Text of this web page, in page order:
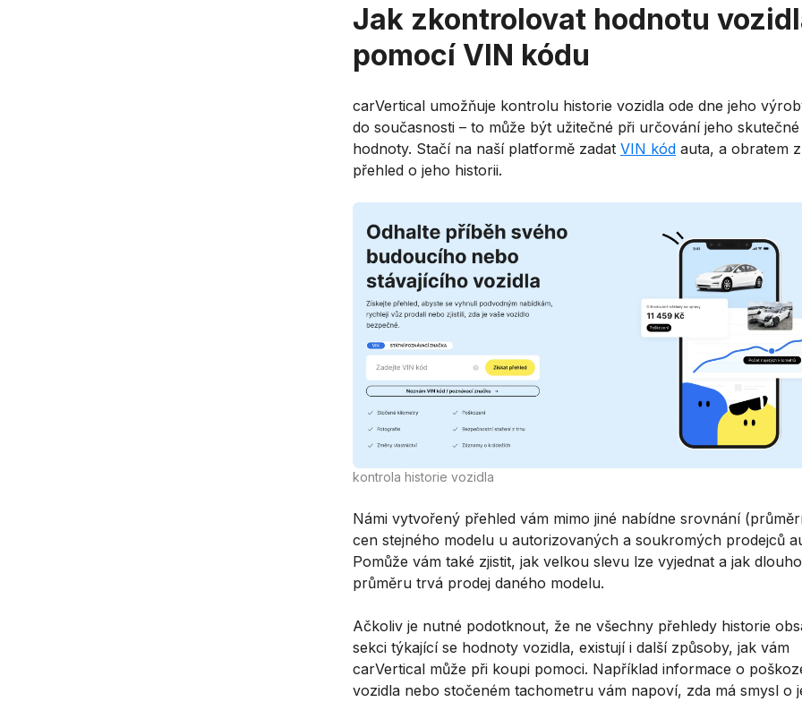
Jak zkontrolovat hodnotu
pomocí VIN kódu
carVertical umožňuje kontrolu historie vozidla ode dne jeho
do současnosti – to může být užitečné při určování jeho skutečné
hodnoty. Stačí na naší platformě zadat VIN kód auta, a obratem
přehled o jeho historii.
kontrola historie vozidla
Námi vytvořený přehled vám mimo jiné nabídne srovnání
cen stejného modelu u autorizovaných a soukromých prodejců
Pomůže vám také zjistit, jak velkou slevu lze vyjednat a jak
průměru trvá prodej daného modelu.
Ačkoliv je nutné podotknout, že ne všechny přehledy historie
sekci týkající se hodnoty vozidla, existují i další způsoby, jak vám
carVertical může při koupi pomoci. Například informace o
vozidla nebo stočeném tachometru vám napoví, zda má smysl o